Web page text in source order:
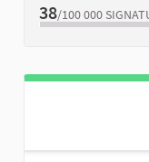
38/100 000